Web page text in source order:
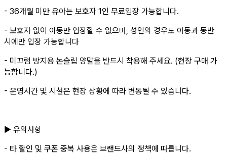
- 36개월 미만 유아는 보호자 1인 무료입장 가능합니다.
- 보호자 없이 아동만 입장할 수 없으며, 성인의 경우도 아동과 동반
시에만 입장 가능합니다
- 미끄럼 방지용 논슬립 양말을 반드시 착용해 주세요. (현장 구매 가
능합니다.)
- 운영시간 및 시설은 현장 상황에 따라 변동될 수 있습니다.
▶ 유의사항
- 타 할인 및 쿠폰 중복 사용은 브랜드사의 정책에 따릅니다.